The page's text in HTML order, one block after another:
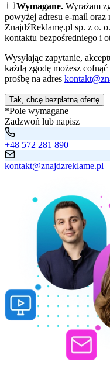
Wymagane. Wyrażam
powyżej adresu e-mail oraz
ZnajdźReklamę.pl sp. z o.
kontaktu bezpośredniego i
Wysyłając zapytanie,
każdą zgodę możesz
prośbę na adres
Tak, chcę bezpłatną ofertę
*Pole wymagane
Zadzwoń lub napisz
+48 572 281 890
kontakt@znajdzreklame.pl